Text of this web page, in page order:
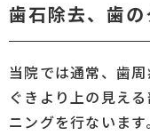
歯石除去、歯
当院では通常、歯
ぐきより上の見え
ニングを行ないます。